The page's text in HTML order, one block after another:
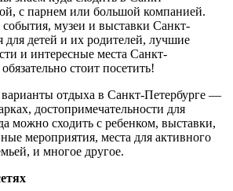
с парнем или большой компанией.
музеи и выставки Санкт-
для детей и их родителей, лучшие
и интересные места Санкт-
стоит посетить!
отдыха в Санкт-Петербурге —
достопримечательности для
можно сходить с ребенком, выставки,
мероприятия, места для активного
и многое другое.